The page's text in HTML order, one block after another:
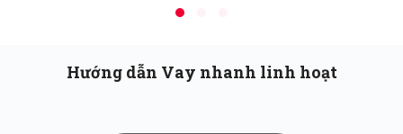
Hướng dẫn Vay nhanh linh hoạt